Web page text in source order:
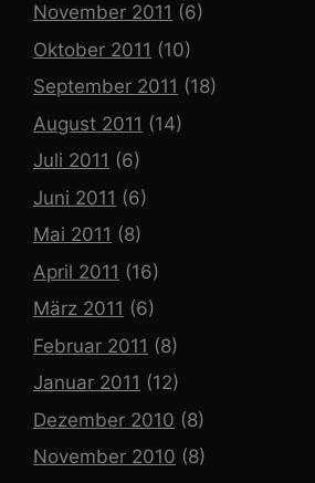
November 2011 (6)
Oktober 2011 (10)
September 2011 (18)
August 2011 (14)
Juli 2011 (6)
Juni 2011 (6)
Mai 2011 (8)
April 2011 (16)
März 2011 (6)
Februar 2011 (8)
Januar 2011 (12)
Dezember 2010 (8)
November 2010 (8)